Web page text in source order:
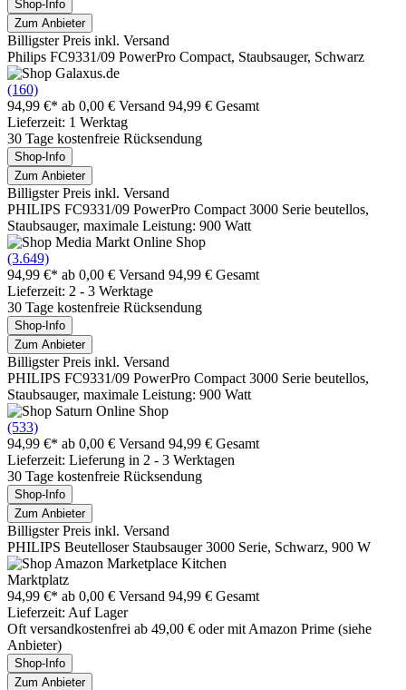
Shop-Info
Zum Anbieter
Billigster Preis inkl. Versand
Philips FC9331/09 PowerPro Compact, Staubsauger, Schwarz
(160)
94,99 €* ab 0,00 € Versand 94,99 € Gesamt
Lieferzeit: 1 Werktag
30 Tage kostenfreie Rücksendung
Shop-Info
Zum Anbieter
Billigster Preis inkl. Versand
PHILIPS FC9331/09 PowerPro Compact 3000 Serie beutellos,
Staubsauger, maximale Leistung: 900 Watt
(3.649)
94,99 €* ab 0,00 € Versand 94,99 € Gesamt
Lieferzeit: 2 - 3 Werktage
30 Tage kostenfreie Rücksendung
Shop-Info
Zum Anbieter
Billigster Preis inkl. Versand
PHILIPS FC9331/09 PowerPro Compact 3000 Serie beutellos,
Staubsauger, maximale Leistung: 900 Watt
(533)
94,99 €* ab 0,00 € Versand 94,99 € Gesamt
Lieferzeit: Lieferung in 2 - 3 Werktagen
30 Tage kostenfreie Rücksendung
Shop-Info
Zum Anbieter
Billigster Preis inkl. Versand
PHILIPS Beutelloser Staubsauger 3000 Serie, Schwarz, 900 W
Marktplatz
94,99 €* ab 0,00 € Versand 94,99 € Gesamt
Lieferzeit: Auf Lager
Oft versandkostenfrei ab 49,00 € oder mit Amazon Prime (siehe
Anbieter)
Shop-Info
Zum Anbieter